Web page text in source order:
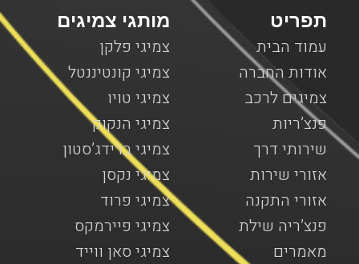
מותגי צמיגים
צמיגי פלקן
צמיגי קונטיננטל
צמיגי טויו
צמיגי הנקוק
צמיגי ברידג’סטון
צמיגי נקסן
צמיגי פרוד
צמיגי פיירמקס
צמיגי סאן ווייד
תפריט
עמוד הבית
אודות החברה
צמיגים לרכב
פנצ’ריות
שירותי דרך
אזורי שירות
אזורי התקנה
פנצ’ריה שילת
מאמרים